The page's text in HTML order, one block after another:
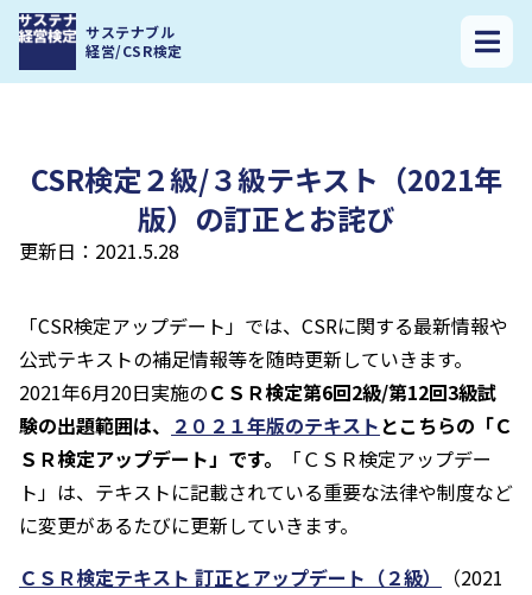
サステナブル
経営/CSR検定
サステナ経営検定トップ
CSR検定２級/３級テキスト（2021年版）の訂正
とお詫び
CSR検定２級/３級テキスト（2021年
版）の訂正とお詫び
更新日：2021.5.28
「CSR検定アップデート」では、CSRに関する最新情報や
公式テキストの補足情報等を随時更新していきます。
2021年6月20日実施のＣＳＲ検定第6回2級/第12回3級試
験の出題範囲は、 ２０２１年版のテキストとこちらの「Ｃ
ＳＲ検定アップデート」です。
「ＣＳＲ検定アップデー
ト」は、テキストに記載されている重要な法律や制度など
に変更があるたびに更新していきます。
ＣＳＲ検定テキスト 訂正とアップデート（２級）
（2021